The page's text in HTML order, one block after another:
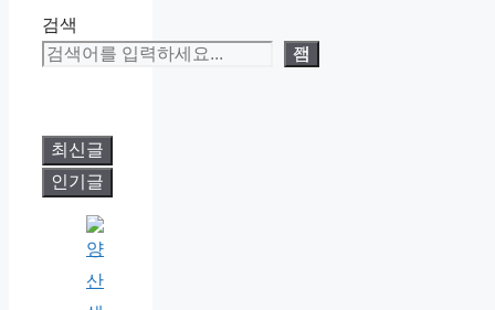
검색
검색
최신글
인기글